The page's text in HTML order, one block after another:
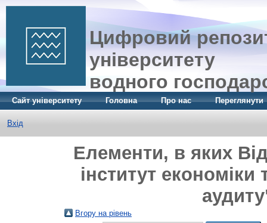
Цифровий
університету
водного
Сайт університету Головна Про нас Переглянути
Вхід
Елементи, в яких
інститут
Вгору на рівень